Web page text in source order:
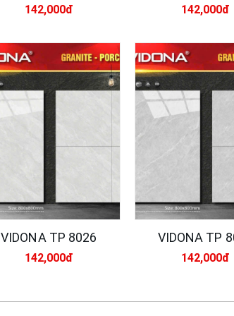
142,000đ 142,000đ
VIDONA TP 8026
142,000đ
VIDONA TP
142,000đ